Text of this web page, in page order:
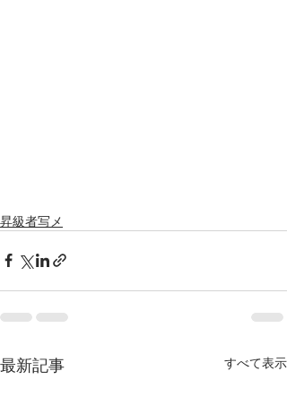
昇級者写メ
最新記事 すべて表示